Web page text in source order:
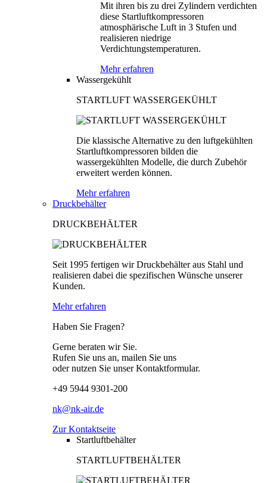
Mit ihren bis zu drei Zylindern verdichten
diese Startluftkompressoren
atmosphärische Luft in 3 Stufen und
realisieren niedrige
Verdichtungstemperaturen.
Mehr erfahren
Wassergekühlt
STARTLUFT WASSERGEKÜHLT
Die klassische Alternative zu den luftgekühlten
Startluftkompressoren bilden die
wassergekühlten Modelle, die durch Zubehör
erweitert werden können.
Mehr erfahren
Druckbehälter
DRUCKBEHÄLTER
Seit 1995 fertigen wir Druckbehälter aus Stahl und
realisieren dabei die spezifischen Wünsche unserer
Kunden.
Mehr erfahren
Haben Sie Fragen?
Gerne beraten wir Sie.
Rufen Sie uns an, mailen Sie uns
oder nutzen Sie unser Kontaktformular.
+49 5944 9301-200
nk@nk-air.de
Zur Kontaktseite
Startluftbehälter
STARTLUFTBEHÄLTER